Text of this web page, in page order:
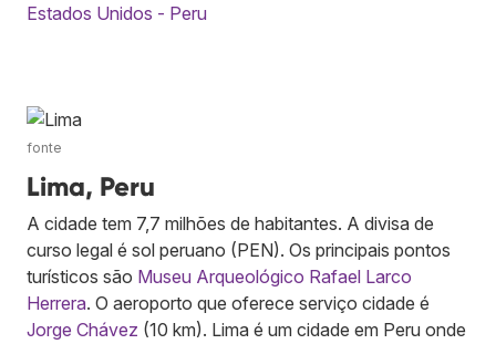
Estados Unidos - Peru
fonte
Lima, Peru
A cidade tem 7,7 milhões de habitantes. A divisa de
curso legal é sol peruano (PEN). Os principais pontos
turísticos são Museu Arqueológico Rafael Larco
Herrera. O aeroporto que oferece serviço cidade é
Jorge Chávez (10 km). Lima é um cidade em Peru onde